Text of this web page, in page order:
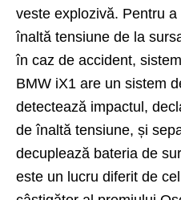
veste explozivă. Pentru
înaltă tensiune de la
în caz de accident,
BMW iX1 are un sistem
detectează impactul,
de înaltă tensiune, și
decuplează bateria de
este un lucru diferit de